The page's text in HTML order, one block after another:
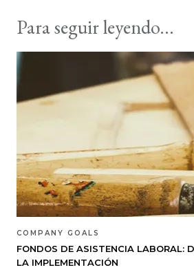
Para seguir leyendo...
COMPANY GOALS
FONDOS DE ASISTENCIA LABORAL:
LA IMPLEMENTACIÓN